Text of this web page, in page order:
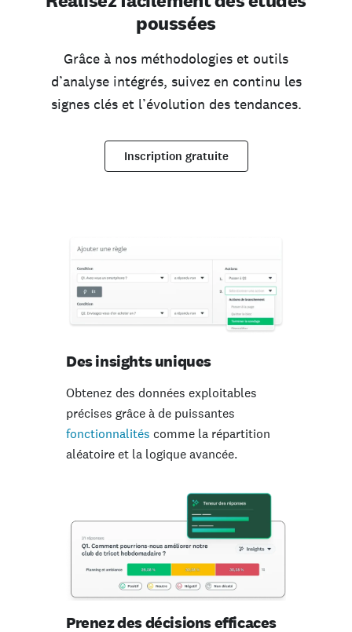
poussées
Grâce à nos méthodologies et outils
d’analyse intégrés, suivez en continu les
signes clés et l’évolution des tendances.
Inscription gratuite
Des insights uniques
Obtenez des données exploitables
précises grâce à de puissantes
fonctionnalités comme la répartition
aléatoire et la logique avancée.
Prenez des décisions efficaces